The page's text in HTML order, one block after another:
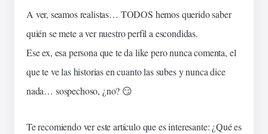
A ver, seamosrealistas… TODOS hemosqueridosaber
quién semetea ver nuestroperfilaescondidas.
Ese ex, esa persona que te dalikepero nuncacomenta, el
que te ve lashistoriasen cuanto lassubesy nunca dice
nada… sospechoso, ¿no? 😏
Te recomiendo ver este artículo que esinteresante:¿Qué es